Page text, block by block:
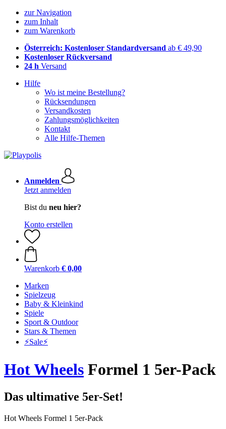
zur Navigation
zum Inhalt
zum Warenkorb
Österreich: Kostenloser Standardversand ab € 49,90
Kostenloser Rückversand
24 h Versand
Hilfe
Wo ist meine Bestellung?
Rücksendungen
Versandkosten
Zahlungsmöglichkeiten
Kontakt
Alle Hilfe-Themen
Anmelden
Jetzt anmelden
Bist du neu hier?
Konto erstellen
Warenkorb € 0,00
Marken
Spielzeug
Baby & Kleinkind
Spiele
Sport & Outdoor
Stars & Themen
⚡️Sale⚡️
Hot Wheels Formel 1 5er-Pack
Das ultimative 5er-Set!
Hot Wheels Formel 1 5er-Pack